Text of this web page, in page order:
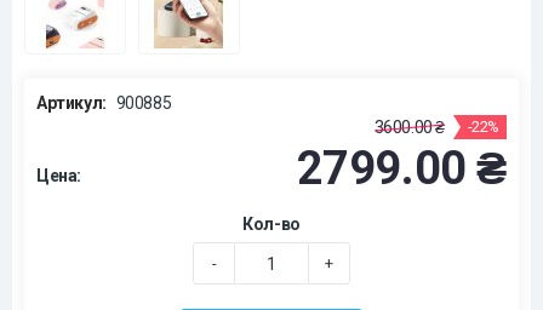
Артикул: 900885
Цена:
3600.00 ₴ -22%
2799.00 ₴
Кол-во
- +